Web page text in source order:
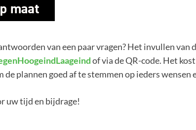
van een paar vragen? Het invullen van
of via de QR-code. Het
de plannen goed af te stemmen op ieders wensen
uw tijd en bijdrage!